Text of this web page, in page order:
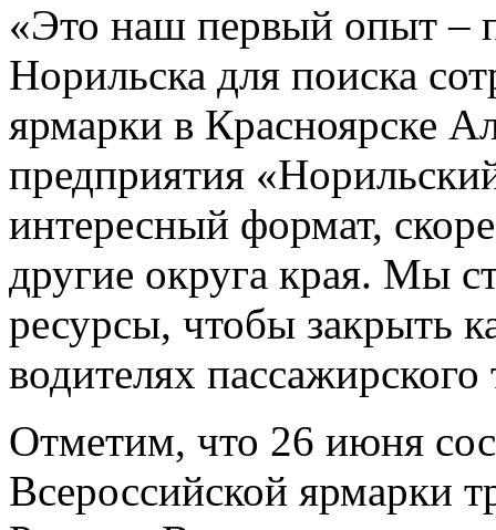
«Это наш первый опыт –
Норильска для поиска
ярмарки в Красноярске
предприятия
интересный формат,
другие округа края. Мы
ресурсы, чтобы закрыть
водителях
Отметим, что 26 июня
Всероссийской ярмарки